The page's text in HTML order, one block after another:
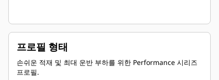
프로필 형태
손쉬운 적재 및 최대 운반 부하를 위한 Performance 시리즈
프로필.